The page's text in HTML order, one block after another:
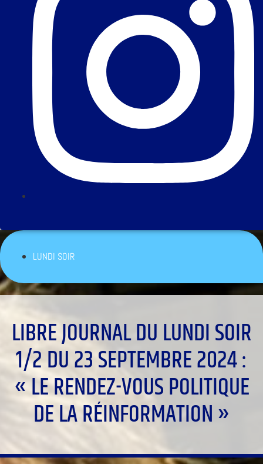
LUNDI SOIR
LIBRE JOURNAL DU LUNDI SOIR
1/2 DU 23 SEPTEMBRE 2024 :
« LE RENDEZ-VOUS POLITIQUE
DE LA RÉINFORMATION »